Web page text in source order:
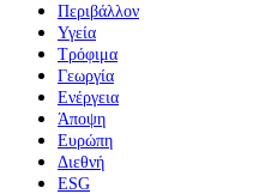
Περιβάλλον
Υγεία
Τρόφιμα
Γεωργία
Ενέργεια
Άποψη
Ευρώπη
Διεθνή
ESG